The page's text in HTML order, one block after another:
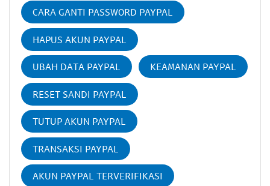
CARA GANTI PASSWORD PAYPAL
HAPUS AKUN PAYPAL
UBAH DATA PAYPAL KEAMANAN PAYPAL
RESET SANDI PAYPAL
TUTUP AKUN PAYPAL
TRANSAKSI PAYPAL
AKUN PAYPAL TERVERIFIKASI